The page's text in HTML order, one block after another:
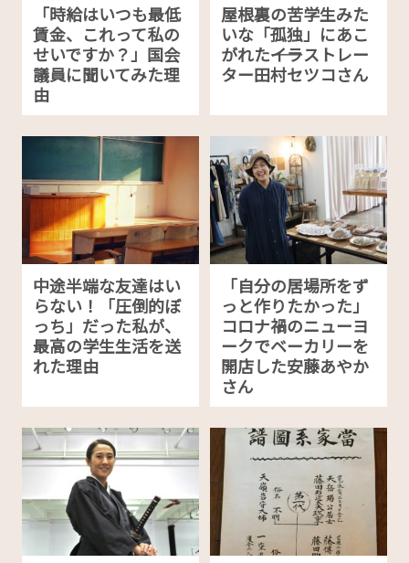
「時給はいつも最低
賃金、これって私の
せいですか？」国会
議員に聞いてみた理
由
屋根裏の苦学生みた
いな「孤独」にあこ
がれた――イラストレー
ター田村セツコさん
中途半端な友達はい
らない！「圧倒的ぼ
っち」だった私が、
最高の学生生活を送
れた理由
「自分の居場所をず
っと作りたかった」
コロナ禍のニューヨ
ークでベーカリーを
開店した安藤あやか
さん